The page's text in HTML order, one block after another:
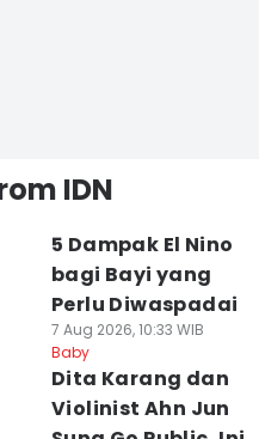
IDN
5 Dampak El Nino
bagi Bayi yang
Perlu Diwaspadai
7 Aug 2026, 10:33 WIB
Baby
Dita Karang dan
Violinist Ahn Jun